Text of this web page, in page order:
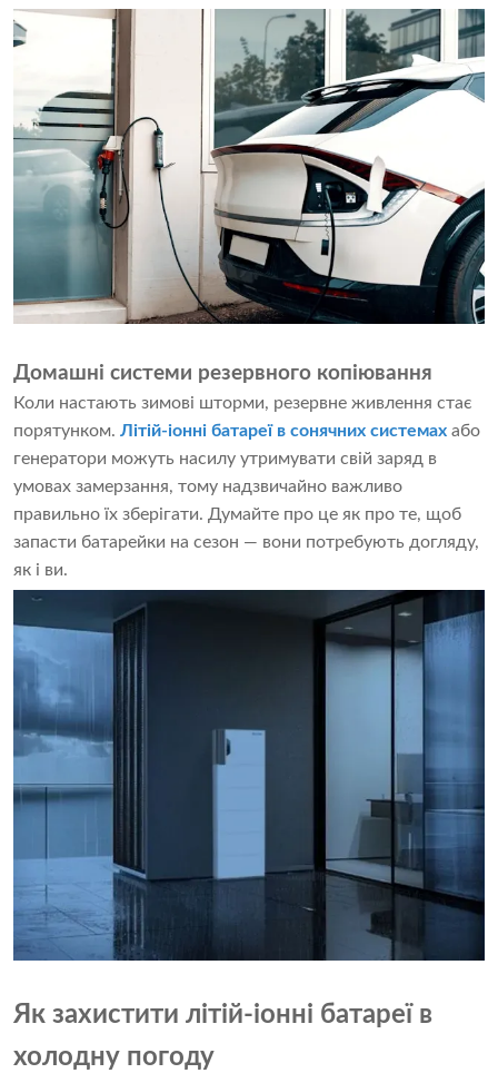
Домашні системи резервного копіювання
Коли настають зимові шторми, резервне живлення стає
порятунком. Літій-іонні батареї в сонячних системах або
генератори можуть насилу утримувати свій заряд в
умовах замерзання, тому надзвичайно важливо
правильно їх зберігати. Думайте про це як про те, щоб
запасти батарейки на сезон — вони потребують догляду,
як і ви.
Як захистити літій-іонні батареї в
холодну погоду